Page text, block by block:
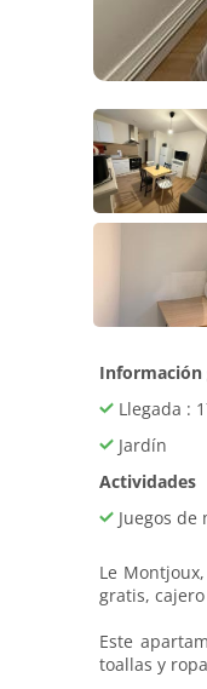
Información
Llegada :
Jardín
Actividades
Juegos de
Le
gratis,
Este
toallas y